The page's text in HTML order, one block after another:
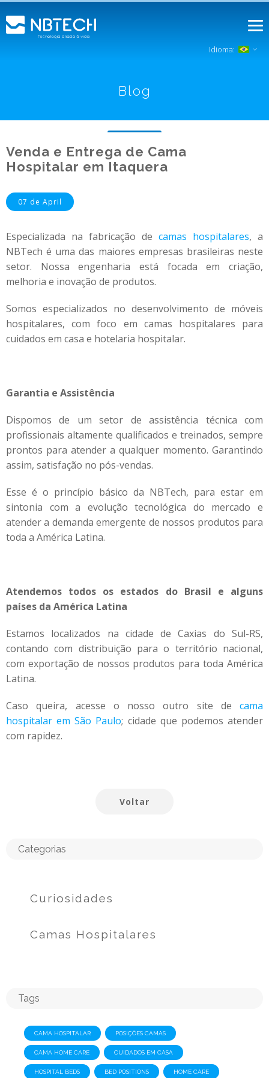
Idioma:
Blog
Venda e Entrega de Cama
Hospitalar em Itaquera
07 de April
Especializada na fabricação de camas hospitalares, a
NBTech é uma das maiores empresas brasileiras neste
setor. Nossa engenharia está focada em criação,
melhoria e inovação de produtos.
Somos especializados no desenvolvimento de móveis
hospitalares, com foco em camas hospitalares para
cuidados em casa e hotelaria hospitalar.
Garantia e Assistência
Dispomos de um setor de assistência técnica com
profissionais altamente qualificados e treinados, sempre
prontos para atender a qualquer momento. Garantindo
assim, satisfação no pós-vendas.
Esse é o princípio básico da NBTech, para estar em
sintonia com a evolução tecnológica do mercado e
atender a demanda emergente de nossos produtos para
toda a América Latina.
Atendemos todos os estados do Brasil e alguns
países da América Latina
Estamos localizados na cidade de Caxias do Sul-RS,
contando com distribuição para o território nacional,
com exportação de nossos produtos para toda América
Latina.
Caso queira, acesse o nosso outro site de cama
hospitalar em São Paulo; cidade que podemos atender
com rapidez.
Voltar
Categorias
Curiosidades
Camas Hospitalares
Tags
CAMA HOSPITALAR POSIÇÕES CAMAS
CAMA HOME CARE CUIDADOS EM CASA
HOSPITAL BEDS BED POSITIONS HOME CARE